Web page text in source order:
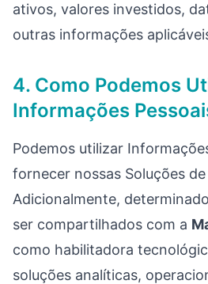
ativos, valores investidos,
outras informações
4. Como Podemos
Informações
Podemos utilizar
fornecer nossas Soluções
Adicionalmente,
ser compartilhados com a
como habilitadora
soluções analíticas,